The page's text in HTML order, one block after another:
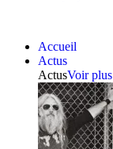
Accueil
Actus
ActusVoir plus